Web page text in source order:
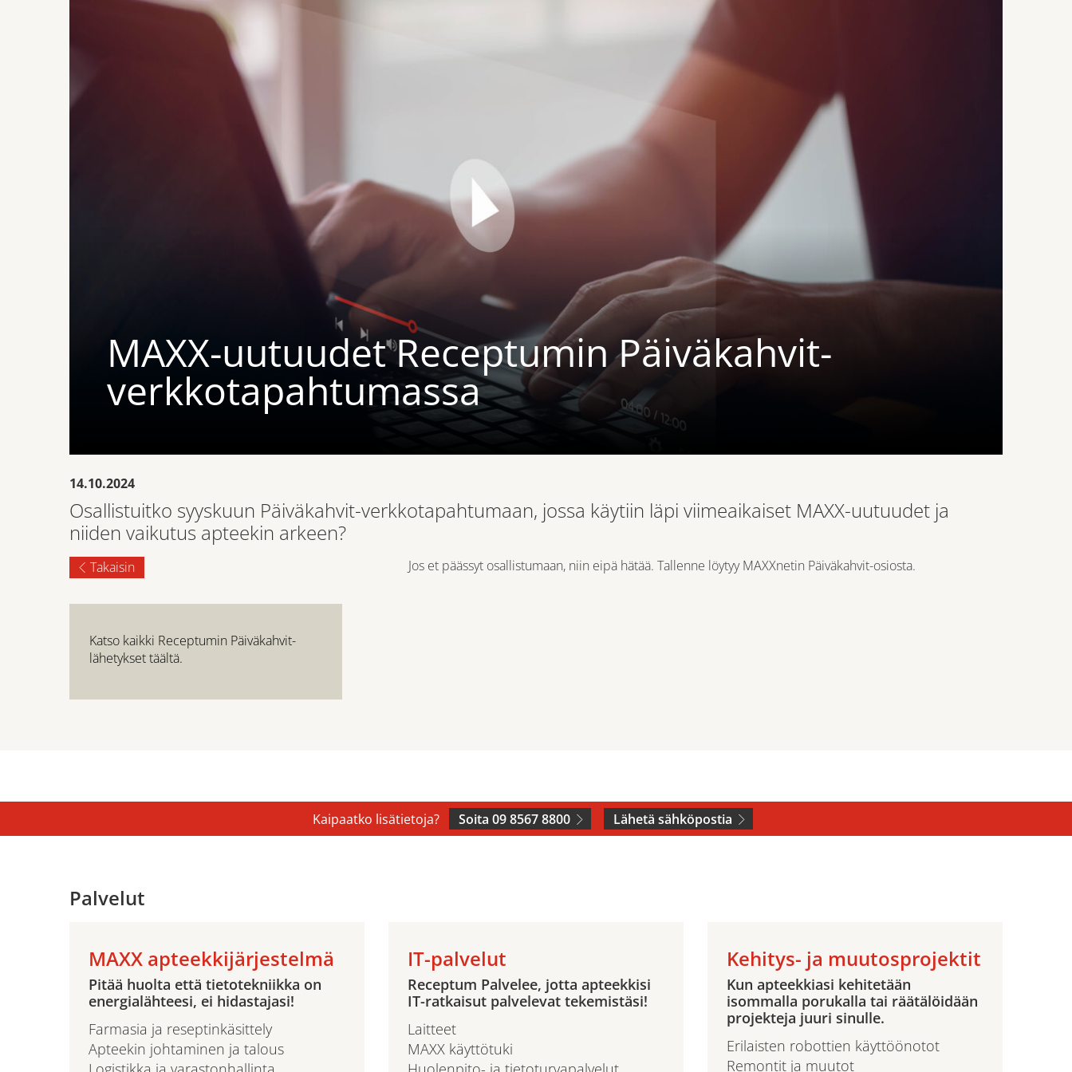
MAXX-uutuudet Receptumin Päiväkahvit-
verkkotapahtumassa
14.10.2024
Osallistuitko syyskuun Päiväkahvit-verkkotapahtumaan, jossa käytiin läpi viimeaikaiset MAXX-uutuudet ja
niiden vaikutus apteekin arkeen?
Takaisin
Katso kaikki Receptumin Päiväkahvit-
lähetykset täältä.
Jos et päässyt osallistumaan, niin eipä hätää. Tallenne löytyyMAXXnetin Päiväkahvit-osiosta.
Kaipaatko lisätietoja? Soita 09 8567 8800 Lähetä sähköpostia
Palvelut
MAXX apteekkijärjestelmä
Pitää huolta että tietotekniikka on
energialähteesi, ei hidastajasi!
Farmasia ja reseptinkäsittely
Apteekin johtaminen ja talous
IT-palvelut
Receptum Palvelee, jotta apteekkisi
IT-ratkaisut palvelevat tekemistäsi!
Laitteet
MAXX käyttötuki
Kehitys- ja muutosprojektit
Kun apteekkiasi kehitetään
isommalla porukalla tai räätälöidään
projekteja juuri sinulle.
Erilaisten robottien käyttöönotot
Remontit ja muutot